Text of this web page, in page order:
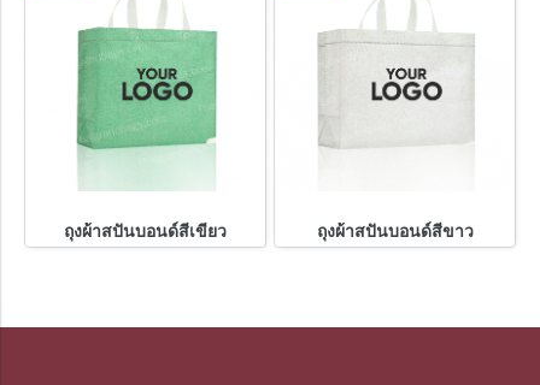
ถุงผ้าสปันบอนด์สีเขียว ถุงผ้าสปันบอนด์สีขาว